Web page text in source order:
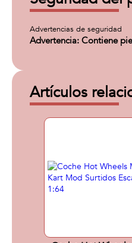
Advertencias de seguridad
Advertencia: Contiene
Artículos